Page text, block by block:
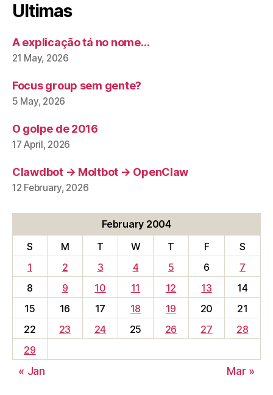
Ultimas
A explicação tá no nome…
21 May, 2026
Focus group sem gente?
5 May, 2026
O golpe de 2016
17 April, 2026
Clawdbot → Moltbot → OpenClaw
12 February, 2026
February 2004
S
M T W T F
S
1
2 3 4 5 6
7
8
9 10 11 12 13
14
15
16 17 18 19 20
21
22
23 24 25 26 27
28
29
« Jan Mar »